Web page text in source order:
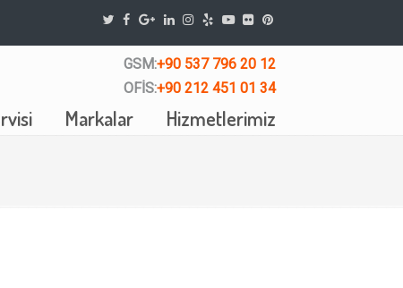
GSM:+90 537 796 20 12
OFİS:+90 212 451 01 34
Markalar Hizmetlerimiz